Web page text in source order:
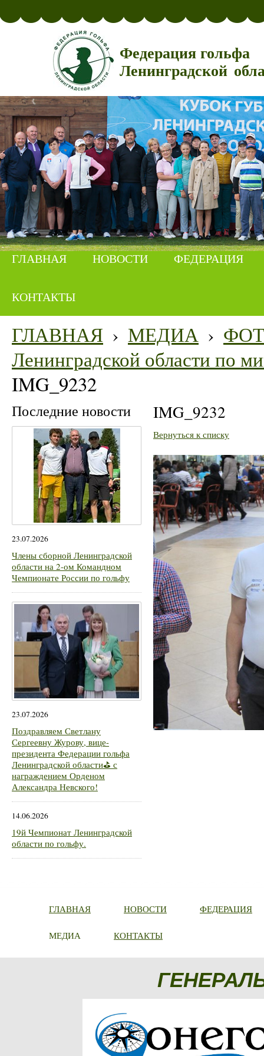
Федерация гольфа
Ленинградской
ГЛАВНАЯ НОВОСТИ ФЕДЕРАЦИЯ
КОНТАКТЫ
ГЛАВНАЯ › МЕДИА ›
Ленинградской области по
IMG_9232
Последние новости
23.07.2026
Члены сборной Ленинградской
области на 2-ом Командном
Чемпионате России по гольфу
23.07.2026
Поздравляем Светлану
Сергеевну Журову, вице-
президента Федерации гольфа
Ленинградской области⛳ с
награждением Орденом
Александра Невского!
14.06.2026
19й Чемпионат Ленинградской
области по гольфу.
IMG_9232
Вернуться к списку
ГЛАВНАЯ НОВОСТИ ФЕДЕРАЦИЯ
МЕДИА КОНТАКТЫ